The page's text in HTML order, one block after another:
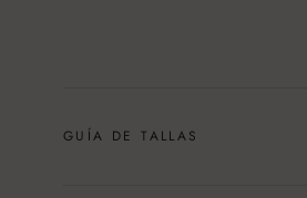
GUÍA DE TALLAS